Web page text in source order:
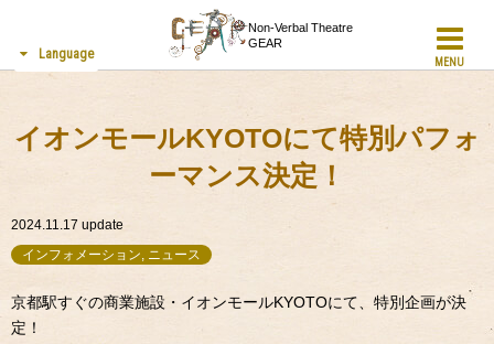
Non-Verbal Theatre
GEAR
MENU
Language
イオンモールKYOTOにて特別パフォ
ーマンス決定！
2024.11.17 update
インフォメーション, ニュース
京都駅すぐの商業施設・イオンモールKYOTOにて、特別企画が決
定！